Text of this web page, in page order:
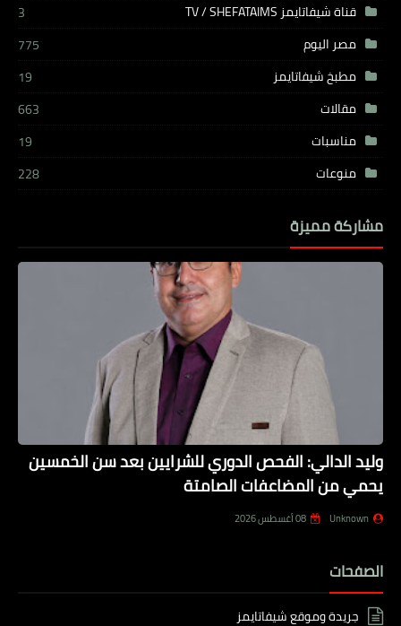
قناة شيفاتايمز TV / SHEFATAIMS
3
مصر اليوم
775
مطبخ شيفاتايمز
19
مقالات
663
مناسبات
19
منوعات
228
مشاركة مميزة
وليد الدالي: الفحص الدوري للشرايين بعد سن الخمسين
يحمي من المضاعفات الصامتة
Unknown 08 أغسطس 2026
الصفحات
جريدة وموقع شيفاتايمز